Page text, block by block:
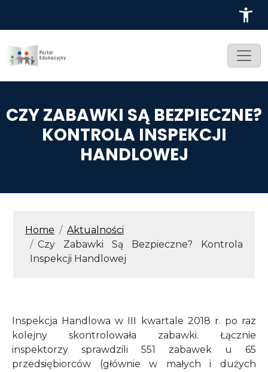
CZY ZABAWKI SĄ BEZPIECZNE?
KONTROLA INSPEKCJI
HANDLOWEJ
ŚCIEŻKA NAWIGACYJNA
Home
Aktualności
Czy Zabawki Są Bezpieczne? Kontrola
Inspekcji Handlowej
Inspekcja Handlowa w III kwartale 2018 r. po raz
kolejny skontrolowała zabawki. Łącznie
inspektorzy sprawdzili 551 zabawek u 65
przedsiębiorców (głównie w małych i dużych